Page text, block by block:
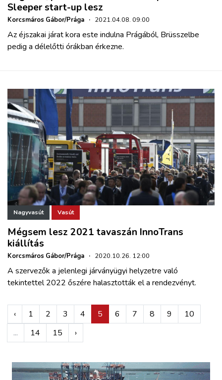
Sleeper start-up lesz
Korcsmáros Gábor/Prága · 2021.04.08. 09:00
Az éjszakai járat kora este indulna Prágából, Brüsszelbe
pedig a délelőtti órákban érkezne.
Nagyvasút Vasút
Mégsem lesz 2021 tavaszán InnoTrans
kiállítás
Korcsmáros Gábor/Prága · 2020.10.26. 12:00
A szervezők a jelenlegi járványügyi helyzetre való
tekintettel 2022 őszére halasztották el a rendezvényt.
‹ 1 2 3 4 5 6 7 8 9
10
...
14 15 ›